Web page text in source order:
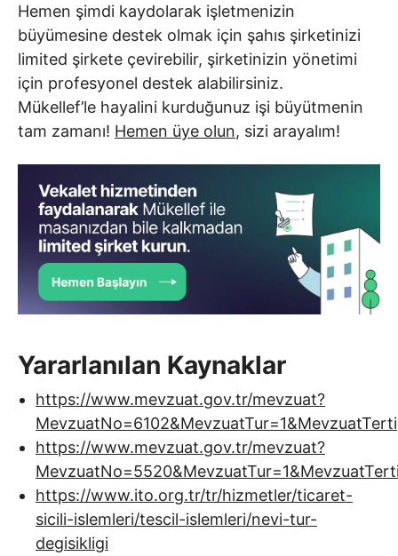
Hemen şimdi kaydolarak işletmenizin
büyümesine destek olmak için şahıs şirketinizi
limited şirkete çevirebilir, şirketinizin yönetimi
için profesyonel destek alabilirsiniz.
Mükellef’le hayalini kurduğunuz işi büyütmenin
tam zamanı! Hemen üye olun, sizi arayalım!
Yararlanılan Kaynaklar
https://www.mevzuat.gov.tr/mevzuat?
https://www.mevzuat.gov.tr/mevzuat?
https://www.ito.org.tr/tr/hizmetler/ticaret-
sicili-islemleri/tescil-islemleri/nevi-tur-
degisikligi